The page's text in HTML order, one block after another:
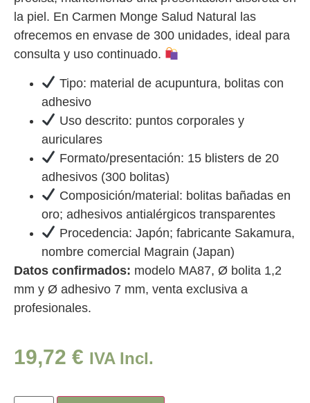
la piel. En Carmen Monge Salud Natural las
ofrecemos en envase de 300 unidades, ideal para
consulta y uso continuado.
Tipo: material de acupuntura, bolitas con
adhesivo
Uso descrito: puntos corporales y
auriculares
Formato/presentación: 15 blisters de 20
adhesivos (300 bolitas)
Composición/material: bolitas bañadas en
oro; adhesivos antialérgicos transparentes
Procedencia: Japón; fabricante Sakamura,
nombre comercial Magrain (Japan)
Datos confirmados: modelo MA87, Ø bolita 1,2
mm y Ø adhesivo 7 mm, venta exclusiva a
profesionales.
19,72 € IVA Incl.